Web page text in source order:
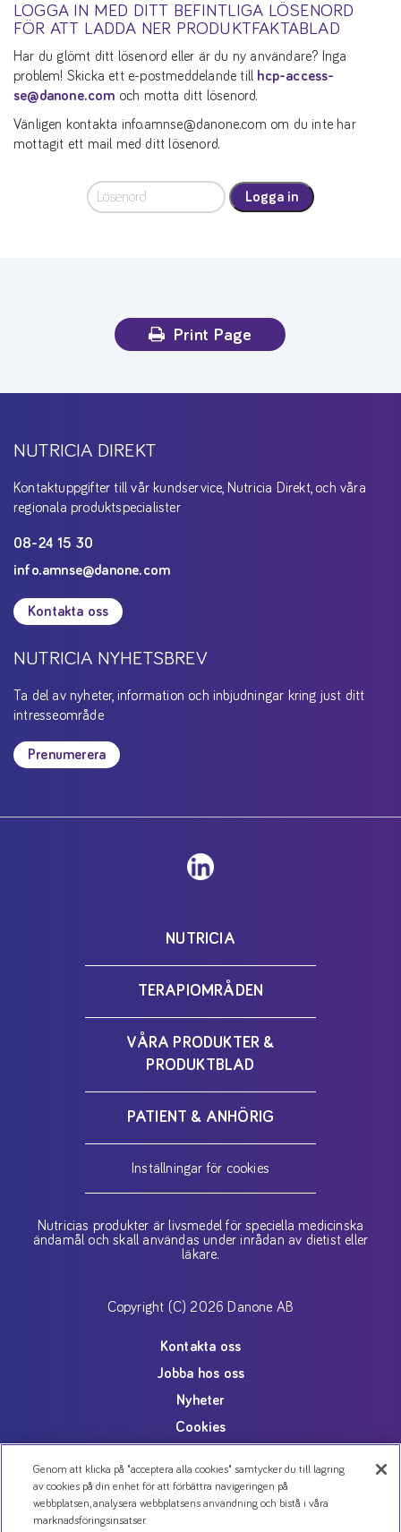
LOGGA IN MED DITT BEFINTLIGA LÖSENORD
FÖR ATT LADDA NER PRODUKTFAKTABLAD
Har du glömt ditt lösenord eller är du ny användare? Inga
problem! Skicka ett e-postmeddelande till hcp-access-
se@danone.com och motta ditt lösenord.
Vänligen kontakta info.amnse@danone.com om du inte har
mottagit ett mail med ditt lösenord.
Logga in
Print Page
NUTRICIA DIREKT
Kontaktuppgifter till vår kundservice, Nutricia Direkt, och våra
regionala produktspecialister
08-24 15 30
info.amnse@danone.com
Kontakta oss
NUTRICIA NYHETSBREV
Ta del av nyheter, information och inbjudningar kring just ditt
intresseområde
Prenumerera
NUTRICIA
TERAPIOMRÅDEN
VÅRA PRODUKTER &
PRODUKTBLAD
PATIENT & ANHÖRIG
Inställningar för cookies
Nutricias produkter är livsmedel för speciella medicinska
ändamål och skall användas under inrådan av dietist eller
läkare.
Copyright (C) 2026 Danone AB
Kontakta oss
Jobba hos oss
Nyheter
Cookies
Genom att klicka på "acceptera alla cookies" samtycker du till lagring
av cookies på din enhet för att förbättra navigeringen på
webbplatsen, analysera webbplatsens användning och bistå i våra
marknadsföringsinsatser.